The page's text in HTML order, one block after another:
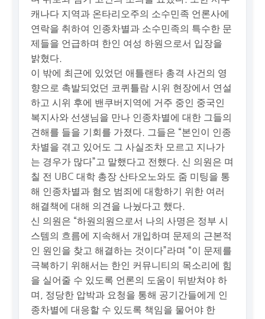
캐나다 지역과 온타리오주의 소수민족 언론사에
연락을 취하여 인종차별과 소수민족의 특수한 문
제들을 언급하며 한인 여성 하원으로서 입장을
밝혔다.
이 밖에 최근에 있었던 애틀랜타 총격 사건의 영
향으로 촉발되었던 코퀴틀람 시위 현장에서 연설
하고 시위 후에 밴쿠버지역에 거주 중인 중국인
복지사와 선생님을 만나 인종차별에 대한 그들의
견해를 들을 기회를 가졌다. 그들은 “본인이 인종
차별을 겪고 있어도 그 사실조차 모르고 지나가
는 경우가 많다”고 말했다고 전했다. 신 의원은 며
칠 전 UBC 대학 총장 산타오노와도 줌 미팅을 통
해 인종차별과 혐오 범죄에 대항하기 위한 여러
해결책에 대해 의견을 나눴다고 했다.
신 의원은 “하원의원으로서 나의 사명은 정부 시
스템의 흐름에 지속해서 개입하며 문제의 근본적
인 원인을 찾고 해결하는 것이다”라며 “이 문제를
극복하기 위해서는 한인 커뮤니티의 목소리에 힘
을 실어줄 수 있도록 언론의 도움이 뒤받쳐야 하
며, 정당한 압박과 요청을 통해 공기간들에게 인
종차별에 대응할 수 있도록 책임을 물어야 한